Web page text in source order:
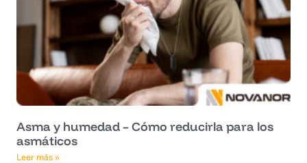
Asma y humedad – Cómo reducirla para los
asmáticos
Leer más »